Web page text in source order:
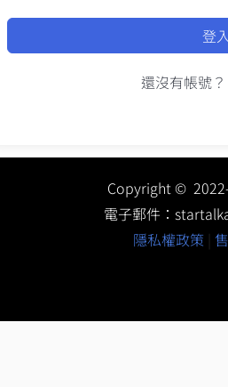
登
還沒有帳號？
Copyright ©
電子郵件：
隱私權政策|